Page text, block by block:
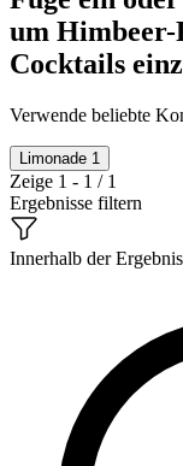
um Himbeer-
Cocktails
Verwende beliebte
Limonade 1
Zeige 1 - 1 / 1
Ergebnisse filtern
Innerhalb der